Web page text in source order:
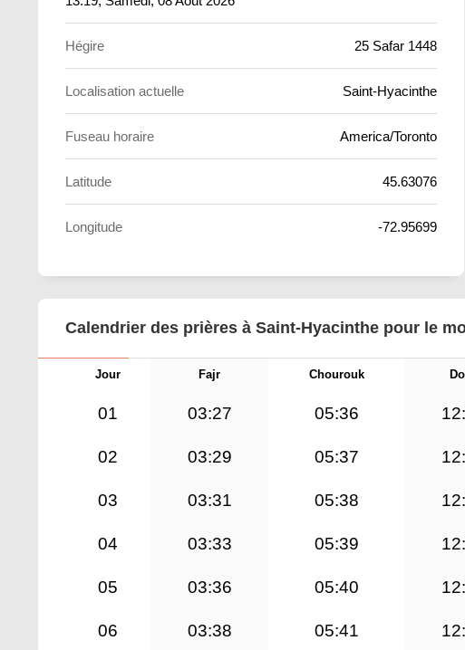
Hégire 25 Safar 1448
Localisation actuelle Saint-Hyacinthe
Fuseau horaire America/Toronto
Latitude 45.63076
Longitude -72.95699
Calendrier des prières à Saint-Hyacinthe pour le
Jour Fajr Chourouk
01 03:27 05:36
02 03:29 05:37
03 03:31 05:38
04 03:33 05:39
05 03:36 05:40
06 03:38 05:41